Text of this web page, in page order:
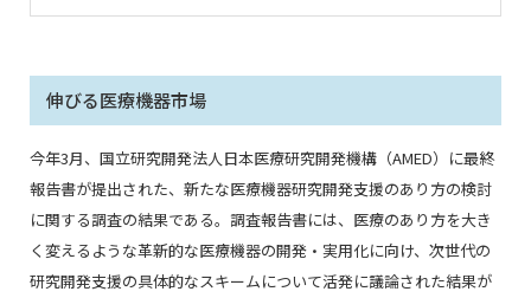
伸びる医療機器市場
今年3月、国立研究開発法人日本医療研究開発機構（AMED）に最終
報告書が提出された、新たな医療機器研究開発支援のあり方の検討
に関する調査の結果である。調査報告書には、医療のあり方を大き
く変えるような革新的な医療機器の開発・実用化に向け、次世代の
研究開発支援の具体的なスキームについて活発に議論された結果が